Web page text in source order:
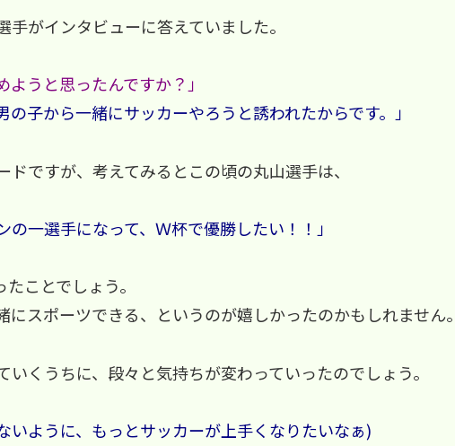
がインタビューに答えていました。
ようと思ったんですか？」
の子から一緒にサッカーやろうと誘われたからです。」
ですが、考えてみるとこの頃の丸山選手は、
の一選手になって、Ｗ杯で優勝したい！！」
ことでしょう。
にスポーツできる、というのが嬉しかったのかもしれません。
いくうちに、段々と気持ちが変わっていったのでしょう。
いように、もっとサッカーが上手くなりたいなぁ)